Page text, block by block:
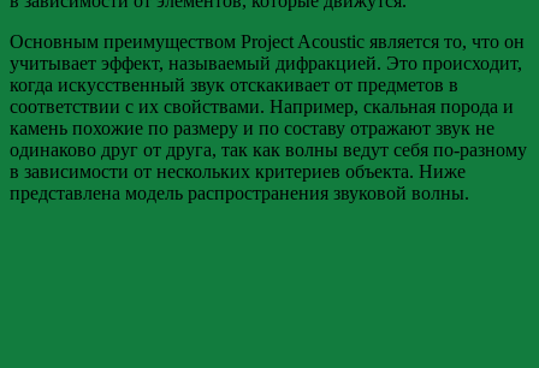
Основным преимуществом Project Acoustic является то, что он
учитывает эффект, называемый дифракцией. Это происходит,
когда искусственный звук отскакивает от предметов в
соответствии с их свойствами. Например, скальная порода и
камень похожие по размеру и по составу отражают звук не
одинаково друг от друга, так как волны ведут себя по-разному
в зависимости от нескольких критериев объекта. Ниже
представлена модель распространения звуковой волны.